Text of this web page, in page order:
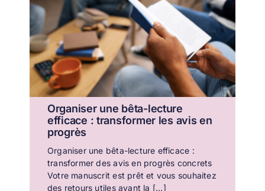
Organiser une bêta-lecture
efficace : transformer les avis en
progrès
Organiser une bêta-lecture efficace :
transformer des avis en progrès concrets
Votre manuscrit est prêt et vous souhaitez
des retours utiles avant la [...]